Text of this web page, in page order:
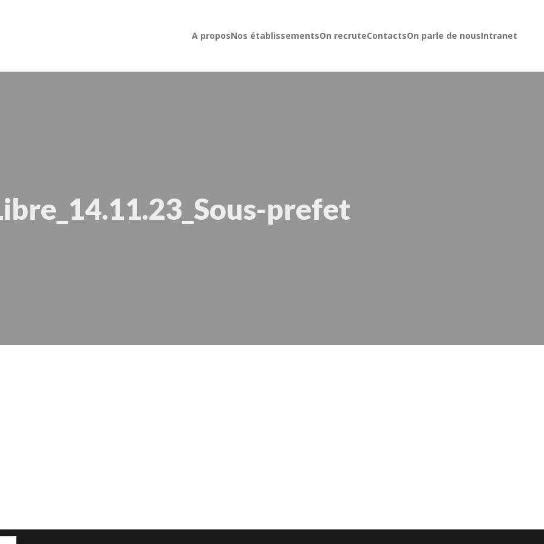
A proposNos établissementsOn recruteContactsOn parle de nousIntranet
prefet